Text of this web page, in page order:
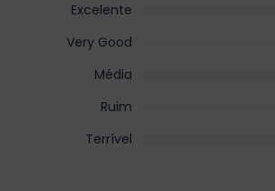
Excelente
Very Good
Média
Ruim
Terrível